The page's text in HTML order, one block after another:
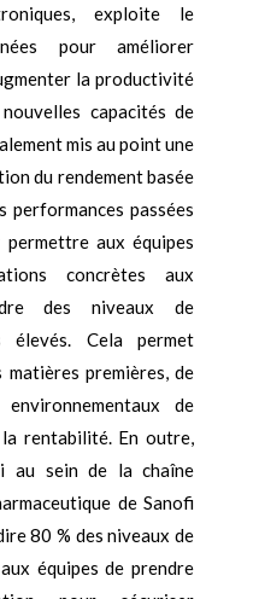
exploite le
pour améliorer
la productivité
capacités de
mis au point une
du rendement basée
performances passées
aux équipes
concrètes aux
des niveaux de
élevés. Cela permet
matières premières, de
de
la rentabilité. En outre,
au sein de la chaîne
de Sanofi
80 % des niveaux de
équipes de prendre